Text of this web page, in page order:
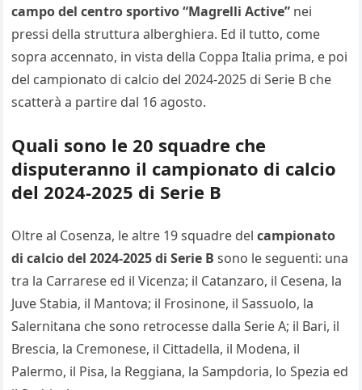
campo del centro sportivo “Magrelli Active” nei
pressi della struttura alberghiera. Ed il tutto, come
sopra accennato, in vista della Coppa Italia prima, e poi
del campionato di calcio del 2024-2025 di Serie B che
scatterà a partire dal 16 agosto.
Quali sono le 20 squadre che
disputeranno il campionato di calcio
del 2024-2025 di Serie B
Oltre al Cosenza, le altre 19 squadre delcampionato
di calcio del 2024-2025 di Serie B sono le seguenti: una
tra la Carrarese ed il Vicenza; il Catanzaro, il Cesena, la
Juve Stabia, il Mantova; il Frosinone, il Sassuolo, la
Salernitana che sono retrocesse dalla Serie A; il Bari, il
Brescia, la Cremonese, il Cittadella, il Modena, il
Palermo, il Pisa, la Reggiana, la Sampdoria, lo Spezia ed